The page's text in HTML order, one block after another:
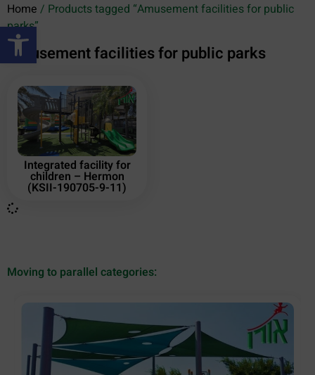
Open toolbar
Home / Products tagged “Amusement facilities for public
parks”
Amusement facilities for public parks
Integrated facility for
children – Hermon
(KSII-190705-9-11)
Moving to parallel categories: